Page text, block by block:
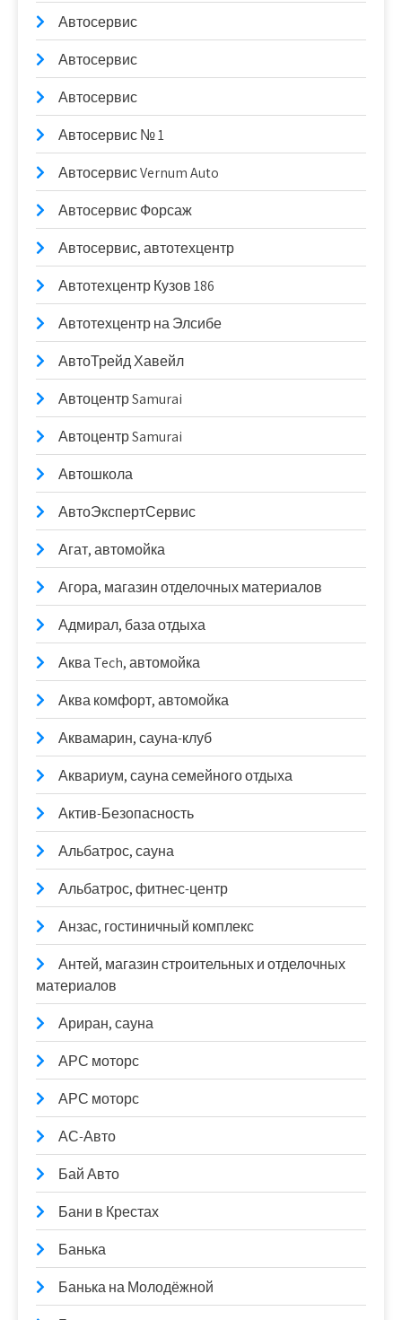
Автосервис
Автосервис
Автосервис
Автосервис № 1
Автосервис Vernum Auto
Автосервис Форсаж
Автосервис, автотехцентр
Автотехцентр Кузов 186
Автотехцентр на Элсибе
АвтоТрейд Хавейл
Автоцентр Samurai
Автоцентр Samurai
Автошкола
АвтоЭкспертСервис
Агат, автомойка
Агора, магазин отделочных материалов
Адмирал, база отдыха
Аква Tech, автомойка
Аква комфорт, автомойка
Аквамарин, сауна-клуб
Аквариум, сауна семейного отдыха
Актив-Безопасность
Альбатрос, сауна
Альбатрос, фитнес-центр
Анзас, гостиничный комплекс
Антей, магазин строительных и отделочных
материалов
Ариран, сауна
АРС моторс
АРС моторс
АС-Авто
Бай Авто
Бани в Крестах
Банька
Банька на Молодёжной